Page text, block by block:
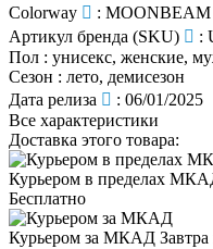
Colorway
:
Артикул бренда (SKU)
:
Пол : унисекс, женские,
Сезон : лето, демисезон
Дата релиза
: 06/01/2025
Все характеристики
Доставка этого товара:
Курьером в пределах
Бесплатно
Курьером за МКАД